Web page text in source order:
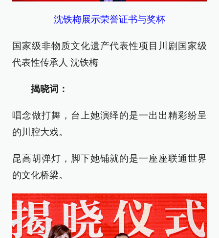
沈铁梅展示荣誉证书与奖杯
国家级非物质文化遗产代表性项目川剧国家级
代表性传承人 沈铁梅
揭晓词：
唱念做打舞，台上她演绎的是一出出精彩纷呈
的川腔大戏。
昆高胡弹灯，脚下她铺就的是一座座联通世界
的文化桥梁。